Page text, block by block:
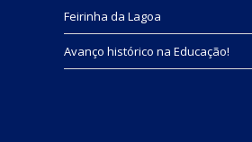
Feirinha da Lagoa
Avanço histórico na Educação!